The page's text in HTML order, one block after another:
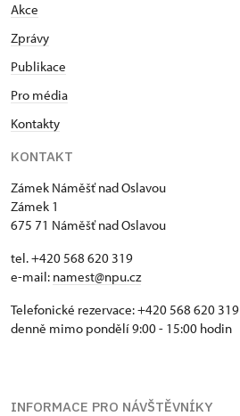
Akce
Zprávy
Publikace
Pro média
Kontakty
KONTAKT
Zámek Náměšť nad Oslavou
Zámek 1
675 71 Náměšť nad Oslavou
tel. +420 568 620 319
e-mail: namest@npu.cz
Telefonické rezervace: +420 568 620 319
denně mimo pondělí 9:00 - 15:00 hodin
INFORMACE PRO NÁVŠTĚVNÍKY